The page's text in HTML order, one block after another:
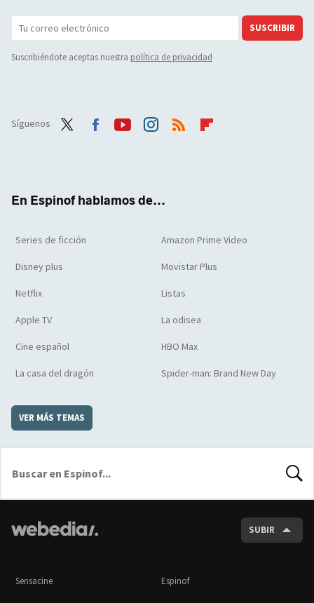
SUSCRIBIR
Suscribiéndote aceptas nuestra política de privacidad
Síguenos
En Espinof hablamos de...
Series de ficción Amazon Prime Video
Disney plus Movistar Plus
Netflix Listas
Apple TV La odisea
Cine español HBO Max
La casa del dragón Spider-man: Brand New Day
VER MÁS TEMAS
SUBIR
Sensacine Espinof